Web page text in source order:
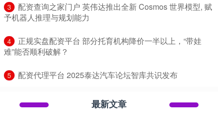
3
​配资查询之家门户 英伟达推出全新 Cosmos 世界模型, 赋
予机器人推理与规划能力
4
​正规实盘配资平台 部分托育机构降价一半以上，“带娃
难”能否顺利破解？
5 ​配资代理平台 2025泰达汽车论坛智库共识发布
最新文章